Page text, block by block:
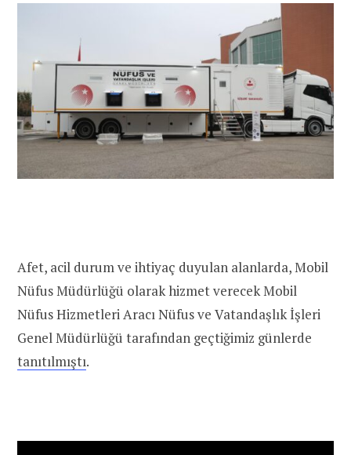
Afet, acil durum ve ihtiyaç duyulan alanlarda, Mobil
Nüfus Müdürlüğü olarak hizmet verecek Mobil
Nüfus Hizmetleri Aracı Nüfus ve Vatandaşlık İşleri
Genel Müdürlüğü tarafından geçtiğimiz günlerde
tanıtılmıştı.